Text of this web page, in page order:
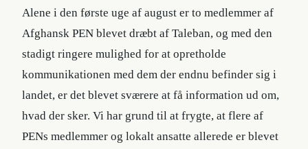
Alene i den første uge af august er to medlemmer af
Afghansk PEN blevet dræbt af Taleban, og med den
stadigt ringere mulighed for at opretholde
kommunikationen med dem der endnu befinder sig i
landet, er det blevet sværere at få information ud om,
hvad der sker. Vi har grund til at frygte, at flere af
PENs medlemmer og lokalt ansatte allerede er blevet